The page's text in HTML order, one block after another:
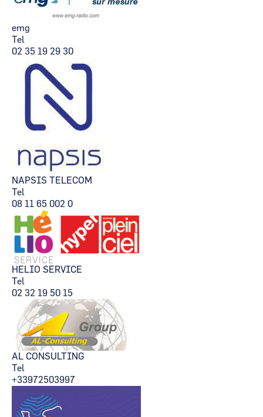
emg
Tel
02 35 19 29 30
NAPSIS TELECOM
Tel
08 11 65 002 0
HELIO SERVICE
Tel
02 32 19 50 15
AL CONSULTING
Tel
+33972503997